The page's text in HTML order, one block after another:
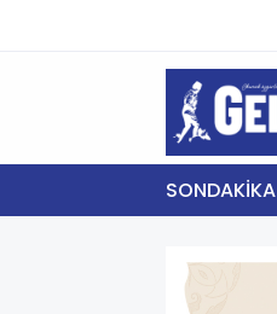
SONDAKİKA